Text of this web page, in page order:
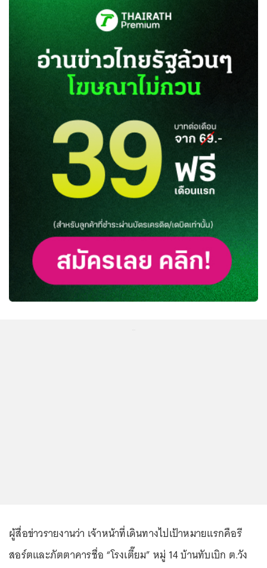
ผู้สื่อข่าวรายงานว่า เจ้าหน้าที่เดินทางไปเป้าหมายแรกคือรี
สอร์ตและภัตตาคารชื่อ “โรงเตี๊ยม” หมู่ 14 บ้านทับเบิก ต.วัง